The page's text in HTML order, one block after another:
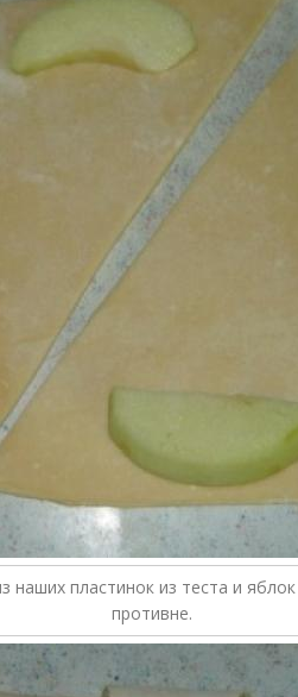
наших пластинок из теста и
противне.